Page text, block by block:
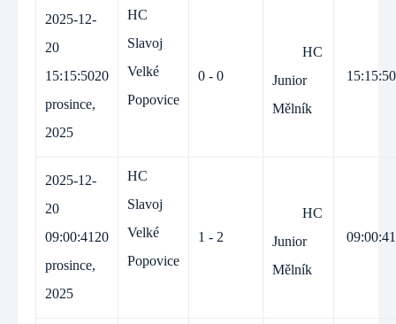
2025-12-
20
15:15:5020
prosince,
2025
HC
Slavoj
Velké
Popovice
0 - 0
HC
Junior
Mělník
15:15:50
2025-12-
20
09:00:41 20
prosince,
2025
HC
Slavoj
Velké
Popovice
1 - 2
HC
Junior
Mělník
09:00:41